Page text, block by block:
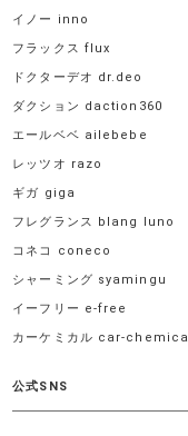
イノー inno
フラックス flux
ドクターデオ dr.deo
ダクション daction360
エールベベ ailebebe
レッツオ razo
ギガ giga
フレグランス blang luno
コネコ coneco
シャーミング syamingu
イーフリー e-free
カーケミカル car-chemical
公式SNS